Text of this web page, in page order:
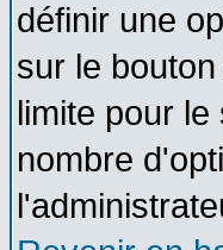
définir une
sur le
limite pour
nombre